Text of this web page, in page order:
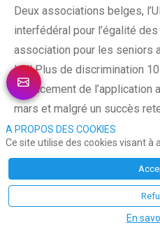
Deux associations belges,
interfédéral pour l’égalité des
association pour les seniors
Lidl Plus de discrimination
le lancement de l’application
mars et malgré un succès
300 000 utilisateurs.
L’objet du grief : la
uniquement accessible via
excluent les personnes
touchés de plein fouet par la
A PROPOS DES COOKIES
Ce site utilise des cookies visant à
En